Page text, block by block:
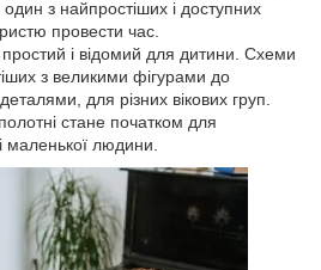
один з найпростіших і доступних
провести час.
і відомий для дитини. Схеми
з великими фігурами до
для різних вікових груп.
стане початком для
маленької людини.